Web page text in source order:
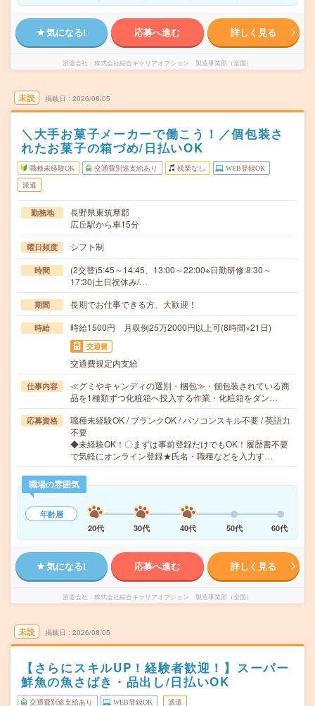
気になる! 応募へ進む 詳しく見る
派遣会社 株式会社綜合キャリアオプション 製造事業部（全国）
未読 掲載日 2026/08/05
＼大手お菓子メーカーで働こう！／個包装さ
れたお菓子の箱づめ/日払いOK
職種未経験OK 交通費別途支給あり 残業なし WEB登録OK
派遣
勤務地
長野県東筑摩郡
広丘駅から車15分
曜日頻度 シフト制
時間
(2交替)5:45～14:45、13:00～22:00※日勤研修:8:30～
17:30(土日祝休み/…
期間 長期でお仕事できる方、大歓迎！
時給 時給1500円 月収例25万2000円以上可(8時間×21日)
交通費
交通費規定内支給
仕事内容
≪グミやキャンディの選別・梱包≫・個包装されている商
品を1種類ずつ化粧箱へ投入する作業・化粧箱をダン…
応募資格
職種未経験OK / ブランクOK / パソコンスキル不要 / 英語力
不要
◆未経験OK！〇まずは事前登録だけでもOK！履歴書不要
で気軽にオンライン登録★氏名・職種などを入力す…
職場の雰囲気
年齢層
20代
30代 40代 50代 60代
気になる! 応募へ進む 詳しく見る
派遣会社 株式会社綜合キャリアオプション 製造事業部（全国）
未読 掲載日 2026/08/05
【さらにスキルUP！経験者歓迎！】スーパー
鮮魚の魚さばき・品出し/日払いOK
交通費別途支給あり WEB登録OK 派遣